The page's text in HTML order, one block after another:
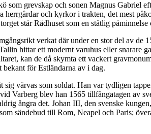
grevskap och sonen Magnus Gabriel
och kyrkor i trakten, det mest
står Rådhuset som en ståtlig påminnelse
verkat där under en stor del av de
hittar ett modernt varuhus eller snarare
kan de då skymta ett vackert
bekant för Estländarna av i dag.
värvas som soldat. Han var tydligen
Varberg blev han 1565 tillfångatagen av
ångra det. Johan III, den svenske
sändebud till Rom, Neapel och Paris;